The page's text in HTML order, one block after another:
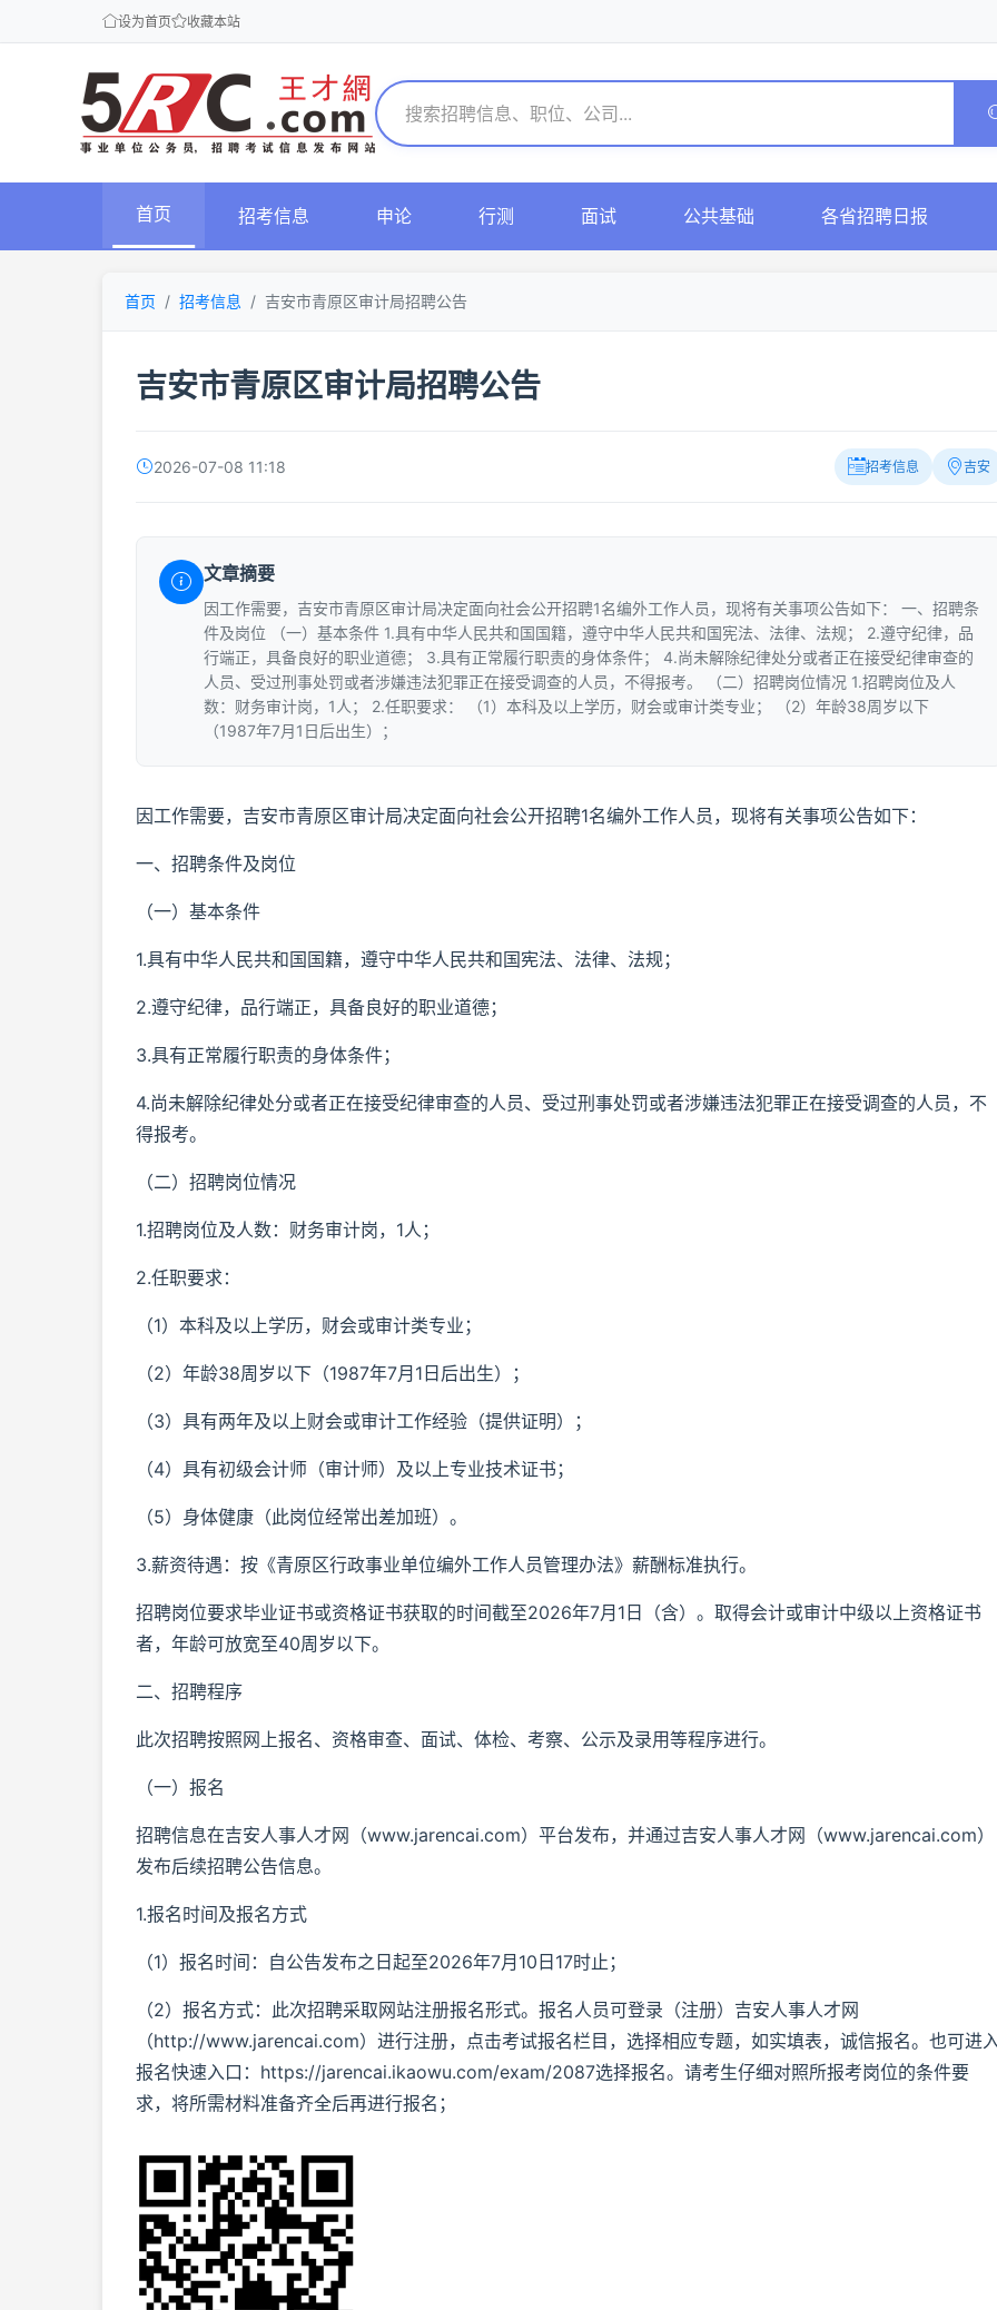
设为首页 收藏本站
首页 招考信息 申论 行测 面试 公共基础 各省招聘日报
首页 招考信息 吉安市青原区审计局招聘公告
吉安市青原区审计局招聘公告
2026-07-08 11:18 招考信息 吉安
文章摘要
因工作需要，吉安市青原区审计局决定面向社会公开招聘1名编外工作人员，现将有关事项公告如下： 一、招聘条
件及岗位 （一）基本条件 1.具有中华人民共和国国籍，遵守中华人民共和国宪法、法律、法规； 2.遵守纪律，品
行端正，具备良好的职业道德； 3.具有正常履行职责的身体条件； 4.尚未解除纪律处分或者正在接受纪律审查的
人员、受过刑事处罚或者涉嫌违法犯罪正在接受调查的人员，不得报考。 （二）招聘岗位情况 1.招聘岗位及人
数：财务审计岗，1人； 2.任职要求： （1）本科及以上学历，财会或审计类专业； （2）年龄38周岁以下
（1987年7月1日后出生）；
因工作需要，吉安市青原区审计局决定面向社会公开招聘1名编外工作人员，现将有关事项公告如下：
一、招聘条件及岗位
（一）基本条件
1.具有中华人民共和国国籍，遵守中华人民共和国宪法、法律、法规；
2.遵守纪律，品行端正，具备良好的职业道德；
3.具有正常履行职责的身体条件；
4.尚未解除纪律处分或者正在接受纪律审查的人员、受过刑事处罚或者涉嫌违法犯罪正在接受调查的人员，不
得报考。
（二）招聘岗位情况
1.招聘岗位及人数：财务审计岗，1人；
2.任职要求：
（1）本科及以上学历，财会或审计类专业；
（2）年龄38周岁以下（1987年7月1日后出生）；
（3）具有两年及以上财会或审计工作经验（提供证明）；
（4）具有初级会计师（审计师）及以上专业技术证书；
（5）身体健康（此岗位经常出差加班）。
3.薪资待遇：按《青原区行政事业单位编外工作人员管理办法》薪酬标准执行。
招聘岗位要求毕业证书或资格证书获取的时间截至2026年7月1日（含）。取得会计或审计中级以上资格证书
者，年龄可放宽至40周岁以下。
二、招聘程序
此次招聘按照网上报名、资格审查、面试、体检、考察、公示及录用等程序进行。
（一）报名
招聘信息在吉安人事人才网（www.jarencai.com）平台发布，并通过吉安人事人才网（www.jarencai.com）
发布后续招聘公告信息。
1.报名时间及报名方式
（1）报名时间：自公告发布之日起至2026年7月10日17时止；
（2）报名方式：此次招聘采取网站注册报名形式。报名人员可登录（注册）吉安人事人才网
（http://www.jarencai.com）进行注册，点击考试报名栏目，选择相应专题，如实填表，诚信报名。也可进
报名快速入口：https://jarencai.ikaowu.com/exam/2087选择报名。请考生仔细对照所报考岗位的条件要
求，将所需材料准备齐全后再进行报名；